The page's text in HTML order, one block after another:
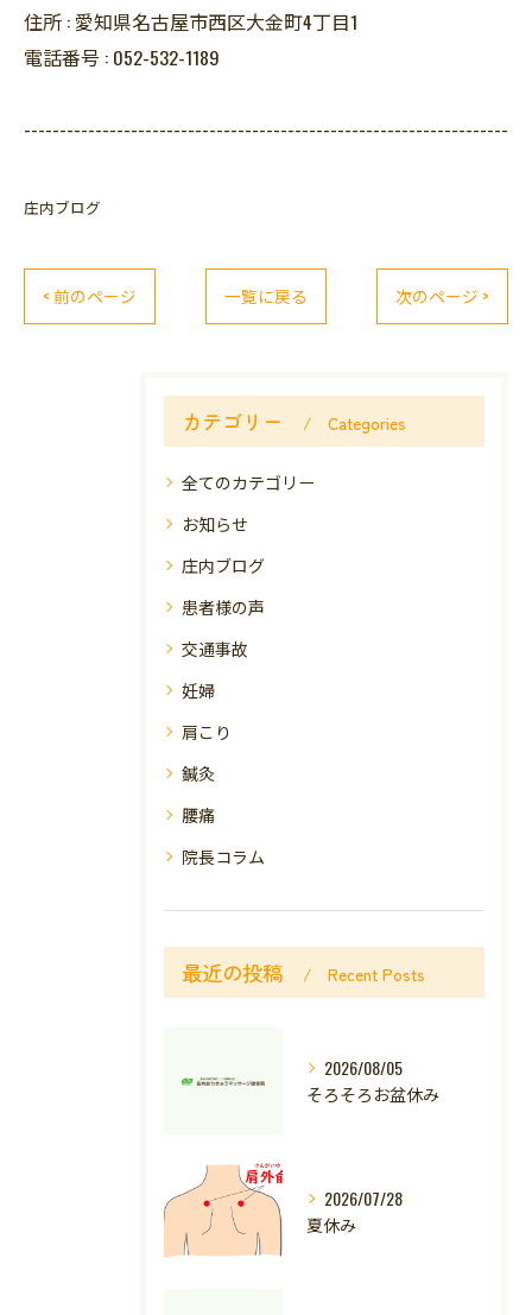
住所 : 愛知県名古屋市西区大金町4丁目1
電話番号 : 052-532-1189
--------------------------------------------------------------------
庄内ブログ
< 前のページ 一覧に戻る 次のページ >
カテゴリー Categories
全てのカテゴリー
お知らせ
庄内ブログ
患者様の声
交通事故
妊婦
肩こり
鍼灸
腰痛
院長コラム
最近の投稿 Recent Posts
2026/08/05
そろそろお盆休み
2026/07/28
夏休み